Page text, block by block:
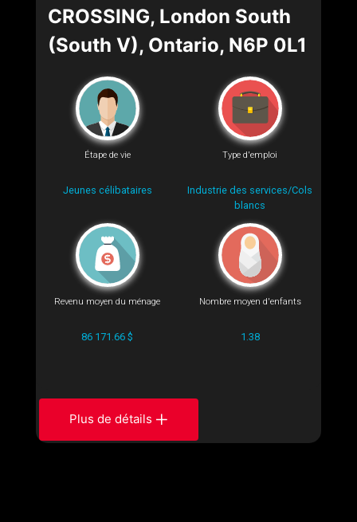
CROSSING, London South
(South V), Ontario, N6P 0L1
Étape de vie
Jeunes célibataires
Type d'emploi
Industrie des services/Cols
blancs
Revenu moyen du ménage
86 171.66 $
Nombre moyen d'enfants
1.38
Plus de détails